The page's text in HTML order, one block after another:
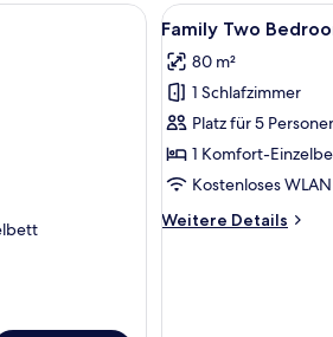
kleinen Tisch und Balkonblick.
mit Bett, Nachttisch, Lampe, einem
Alle
Fotos
für
Family
Two
Bedrooms
anzeigen
4
Family Two
80 m²
1 Schlafzimmer
Platz für 5
1 Komfort-
Kostenloses WLAN
Weitere Details
Weitere